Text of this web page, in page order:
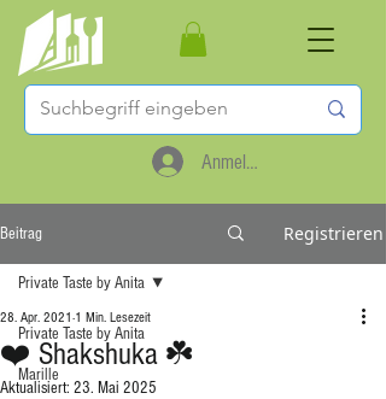
Anmelden
Beitrag Registrieren
Private Taste by Anita
Marille
Private Taste by Anita
❤️ Shakshuka ☘️
28. Apr. 2021 1 Min. Lesezeit
Aktualisiert: 23. Mai 2025